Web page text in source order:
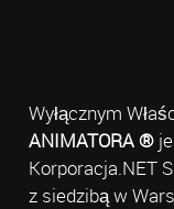
Wyłącznym
ANIMATORA ®
Korporacja.NET
z siedzibą w